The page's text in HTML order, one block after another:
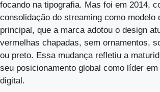
focando na tipografia. Mas foi em 2014,
consolidação do streaming como modelo
principal, que a marca adotou o design
vermelhas chapadas, sem ornamentos,
ou preto. Essa mudança refletiu a
seu posicionamento global como líder
digital.